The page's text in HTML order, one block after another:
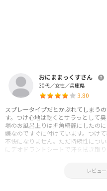
おにままっくすさん
30代／女性／兵庫県
3.80
スプレータイプだとかぶれてしまう
す。つけ心地は乾くとサラっとして
場のお風呂上りは折角綺麗にしたの
嫌なのですぐに付けています。つけ
不快になりません。ただ持続性につ
にデオドラントシートで汗を拭き取
レビュ